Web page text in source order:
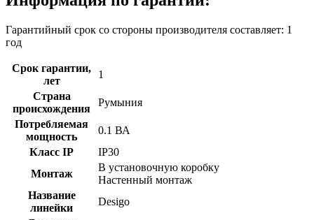
Гарантийный срок со стороны производителя составляет: 1
год
Срок гарантии,
лет
1
Страна
происхождения
Румыния
Потребляемая
мощность
0.1 ВА
Класс IP
IP30
Монтаж
В установочную коробку
Настенный монтаж
Название
линейки
Desigo